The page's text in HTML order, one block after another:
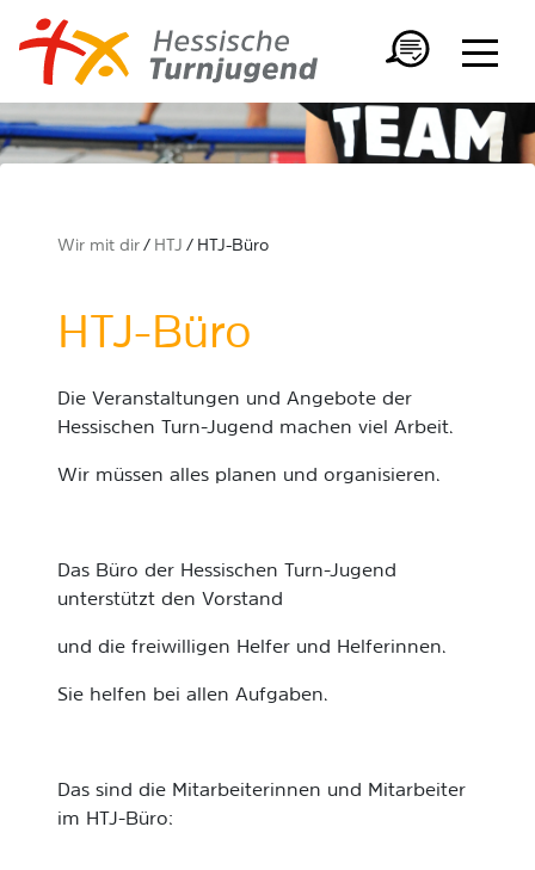
Wir mit dir HTJ HTJ-Büro
HTJ-Büro
Die Veranstaltungen und Angebote der
Hessischen Turn-Jugend machen viel Arbeit.
Wir müssen alles planen und organisieren.
Das Büro der Hessischen Turn-Jugend
unterstützt den Vorstand
und die freiwilligen Helfer und Helferinnen.
Sie helfen bei allen Aufgaben.
Das sind die Mitarbeiterinnen und Mitarbeiter
im HTJ-Büro: